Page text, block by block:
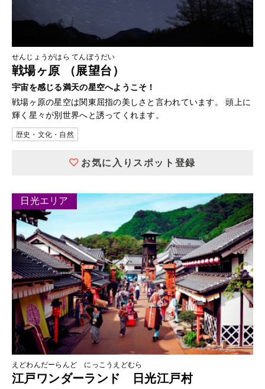
せんじょうがはら てんぼうだい
戦場ヶ原 （展望台）
宇宙を感じる満天の星空へようこそ！
戦場ヶ原の星空は関東屈指の美しさと言われています。 頭上に
輝く星々が別世界へと誘ってくれます。
歴史・文化・自然
お気に入りスポット登録
日光エリア
えどわんだーらんど にっこうえどむら
江戸ワンダーランド 日光江戸村